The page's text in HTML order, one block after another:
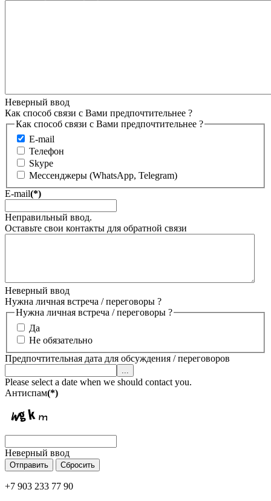
Неверный ввод
Как способ связи с Вами предпочтительнее ?
Как способ связи с Вами предпочтительнее ?
E-mail
Телефон
Skype
Мессенджеры (WhatsApp, Telegram)
E-mail(*)
Неправильный ввод.
Оставьте свои контакты для обратной связи
Неверный ввод
Нужна личная встреча / переговоры ?
Нужна личная встреча / переговоры ?
Да
Не обязательно
Предпочтительная дата для обсуждения / переговоров
...
Please select a date when we should contact you.
Антиспам(*)
Неверный ввод
Отправить Сбросить
+7 903 233 77 90